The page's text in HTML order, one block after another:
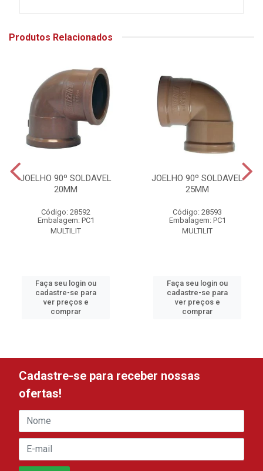
Produtos Relacionados
JOELHO 90º SOLDAVEL
20MM
Código: 28592
Embalagem: PC1
MULTILIT
Faça seu login ou
cadastre-se para
ver preços e
comprar
JOELHO 90º SOLDAVEL
25MM
Código: 28593
Embalagem: PC1
MULTILIT
Faça seu login ou
cadastre-se para
ver preços e
comprar
Cadastre-se para receber nossas
ofertas!